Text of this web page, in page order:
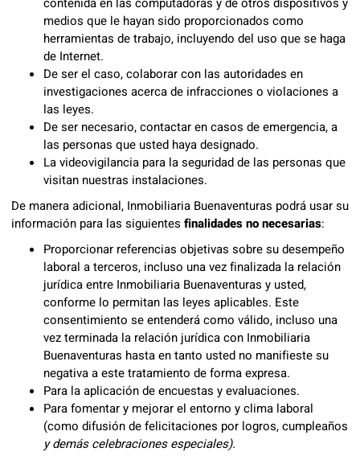
medios que le hayan sido proporcionados como
herramientas de trabajo, incluyendo del uso que se haga
de Internet.
De ser el caso, colaborar con las autoridades en
investigaciones acerca de infracciones o violaciones a
las leyes.
De ser necesario, contactar en casos de emergencia, a
las personas que usted haya designado.
La videovigilancia para la seguridad de las personas que
visitan nuestras instalaciones.
De manera adicional, Inmobiliaria Buenaventuras podrá usar su
información para las siguientes finalidades no necesarias:
Proporcionar referencias objetivas sobre su desempeño
laboral a terceros, incluso una vez finalizada la relación
jurídica entre Inmobiliaria Buenaventuras y usted,
conforme lo permitan las leyes aplicables. Este
consentimiento se entenderá como válido, incluso una
vez terminada la relación jurídica con Inmobiliaria
Buenaventuras hasta en tanto usted no manifieste su
negativa a este tratamiento de forma expresa.
Para la aplicación de encuestas y evaluaciones.
Para fomentar y mejorar el entorno y clima laboral
(como difusión de felicitaciones por logros, cumpleaños
y demás celebraciones especiales).